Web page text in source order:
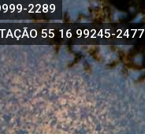
2289
55 16 99245-2477